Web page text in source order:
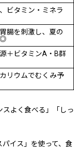
ビタミン・ミネラ
腸を刺激し、夏の
◎
＋ビタミンA・B群
リウムでむくみ予
よく食べる」「しっ
イス」を使って、食